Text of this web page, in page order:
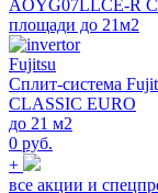
Fujitsu
Сплит-система
CLASSIC EURO
до 21 м2
0 руб.
+
все акции и